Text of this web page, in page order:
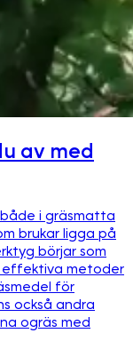
av med
i gräsmatta
brukar ligga på
börjar som
metoder
för
också andra
ogräs med